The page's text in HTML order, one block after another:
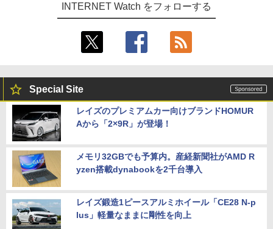
INTERNET Watch をフォローする
Special Site
レイズのプレミアムカー向けブランドHOMUR
Aから「2×9R」が登場！
メモリ32GBでも予算内。産経新聞社がAMD R
yzen搭載dynabookを2千台導入
レイズ鍛造1ピースアルミホイール「CE28 N-p
lus」軽量なままに剛性を向上